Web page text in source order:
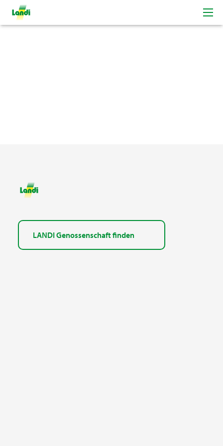
LANDI Genossenschaft finden